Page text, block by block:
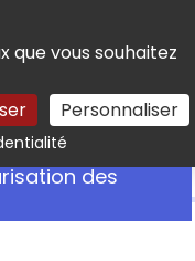
que vous souhaitez
Personnaliser
Rechercher
des